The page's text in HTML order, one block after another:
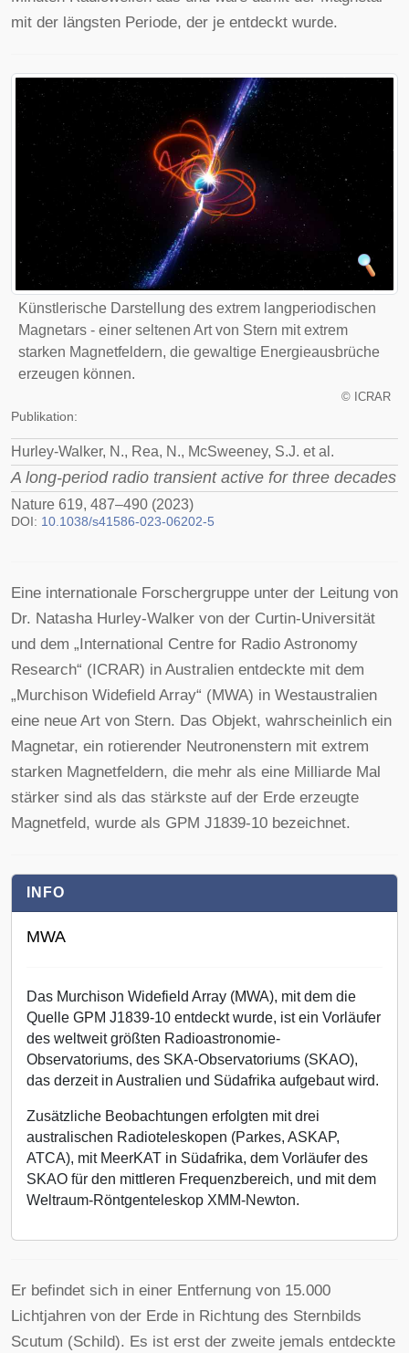
mit der längsten Periode, der je entdeckt wurde.
Künstlerische Darstellung des extrem langperiodischen
Magnetars - einer seltenen Art von Stern mit extrem
starken Magnetfeldern, die gewaltige Energieausbrüche
erzeugen können.
© ICRAR
Publikation:
Hurley-Walker, N., Rea, N., McSweeney, S.J. et al.
A long-period radio transient active for three decades
Nature 619, 487–490 (2023)
DOI: 10.1038/s41586-023-06202-5
Eine internationale Forschergruppe unter der Leitung von
Dr. Natasha Hurley-Walker von der Curtin-Universität
und dem „International Centre for Radio Astronomy
Research“ (ICRAR) in Australien entdeckte mit dem
„Murchison Widefield Array“ (MWA) in Westaustralien
eine neue Art von Stern. Das Objekt, wahrscheinlich ein
Magnetar, ein rotierender Neutronenstern mit extrem
starken Magnetfeldern, die mehr als eine Milliarde Mal
stärker sind als das stärkste auf der Erde erzeugte
Magnetfeld, wurde als GPM J1839-10 bezeichnet.
INFO
MWA
Das Murchison Widefield Array (MWA), mit dem die
Quelle GPM J1839-10 entdeckt wurde, ist ein Vorläufer
des weltweit größten Radioastronomie-
Observatoriums, des SKA-Observatoriums (SKAO),
das derzeit in Australien und Südafrika aufgebaut wird.
Zusätzliche Beobachtungen erfolgten mit drei
australischen Radioteleskopen (Parkes, ASKAP,
ATCA), mit MeerKAT in Südafrika, dem Vorläufer des
SKAO für den mittleren Frequenzbereich, und mit dem
Weltraum-Röntgenteleskop XMM-Newton.
Er befindet sich in einer Entfernung von 15.000
Lichtjahren von der Erde in Richtung des Sternbilds
Scutum (Schild). Es ist erst der zweite jemals entdeckte